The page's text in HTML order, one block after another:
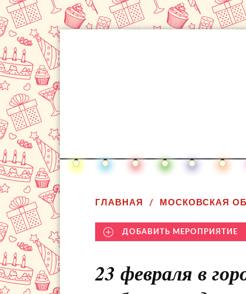
ГЛАВНАЯ МОСКОВСКАЯ
ДОБАВИТЬ МЕРОПРИЯТИЕ
23 февраля в